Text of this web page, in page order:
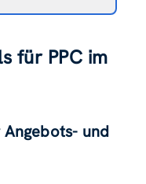
für PPC im
und